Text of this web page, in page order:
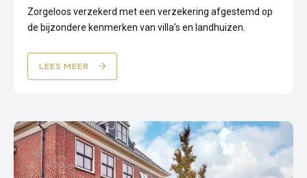
Zorgeloos verzekerd met een verzekering afgestemd op
de bijzondere kenmerken van villa’s en landhuizen.
LEES MEER